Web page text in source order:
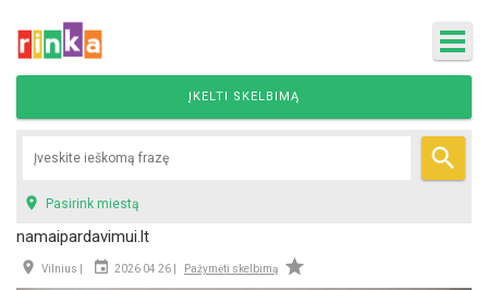
ĮKELTI SKELBIMĄ

 Pasirink miestą
namaipardavimui.lt
Vilnius | 2026 04 26 | Pažymėti skelbimą 